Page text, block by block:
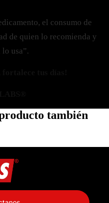
el consumo de
de quien lo recomienda y
lo usa”.
también